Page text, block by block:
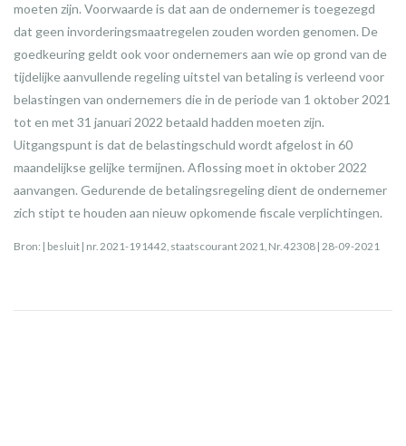
moeten zijn. Voorwaarde is dat aan de ondernemer is toegezegd
dat geen invorderingsmaatregelen zouden worden genomen. De
goedkeuring geldt ook voor ondernemers aan wie op grond van de
tijdelijke aanvullende regeling uitstel van betaling is verleend voor
belastingen van ondernemers die in de periode van 1 oktober 2021
tot en met 31 januari 2022 betaald hadden moeten zijn.
Uitgangspunt is dat de belastingschuld wordt afgelost in 60
maandelijkse gelijke termijnen. Aflossing moet in oktober 2022
aanvangen. Gedurende de betalingsregeling dient de ondernemer
zich stipt te houden aan nieuw opkomende fiscale verplichtingen.
Bron: | besluit | nr. 2021-191442, staatscourant 2021, Nr. 42308 | 28-09-2021